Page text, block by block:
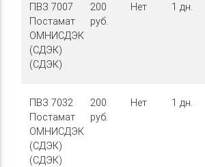
ПВЗ 7007
Постамат
ОМНИСДЭК
(СДЭК)
(СДЭК)
200
руб.
Нет 1 дн.
ПВЗ 7032
Постамат
ОМНИСДЭК
(СДЭК)
(СДЭК)
200
руб.
Нет 1 дн.